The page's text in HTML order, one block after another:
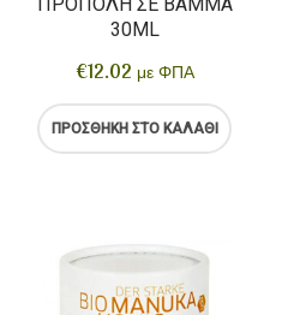
30ML
€12.02 με ΦΠΑ
ΠΡΟΣΘΉΚΗ ΣΤΟ ΚΑΛΆΘΙ